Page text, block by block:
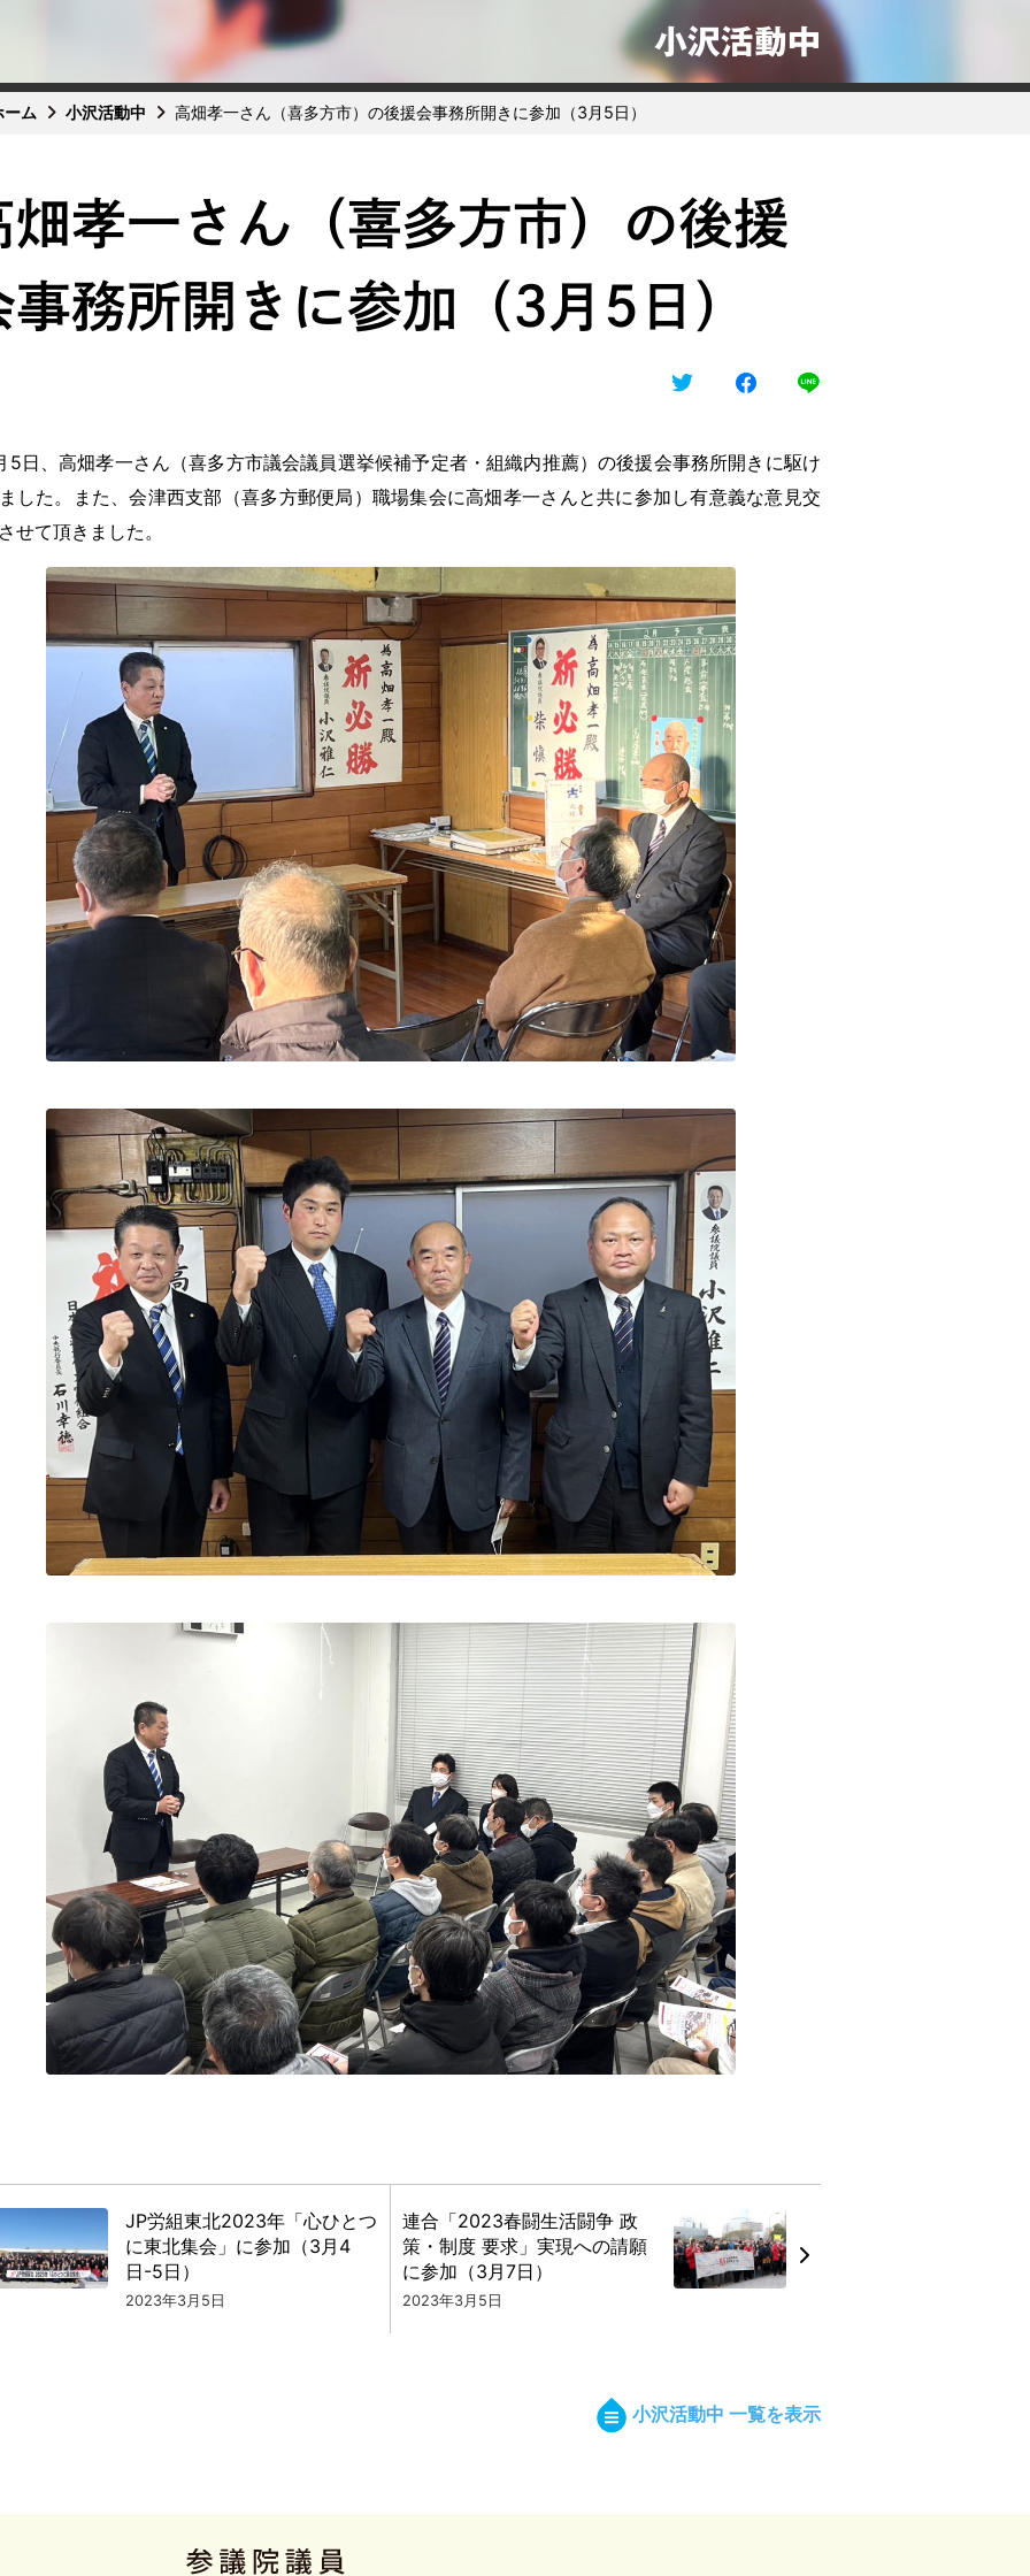
小沢活動中
ーム 小沢活動中 高畑孝一さん（喜多方市）の後援会事務所開きに参加（3月5日）
畑孝一さん（喜多方市）の後援
事務所開きに参加（3月5日）
、高畑孝一さん（喜多方市議会議員選挙候補予定者・組織内推薦）の後援会事務所開きに駆け
した。また、会津西支部（喜多方郵便局）職場集会に高畑孝一さんと共に参加し有意義な意見交
せて頂きました。
JP労組東北2023年「心ひとつ
に東北集会」に参加（3月4
日-5日）
2023年3月5日
連合「2023春闘生活闘争 政
策・制度 要求」実現への請願
に参加（3月7日）
2023年3月5日
小沢活動中 一覧を表示